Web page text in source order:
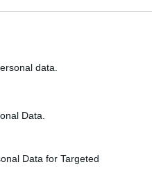
data.
Data.
Data for Targeted
në disa vende
e një aktiviteti